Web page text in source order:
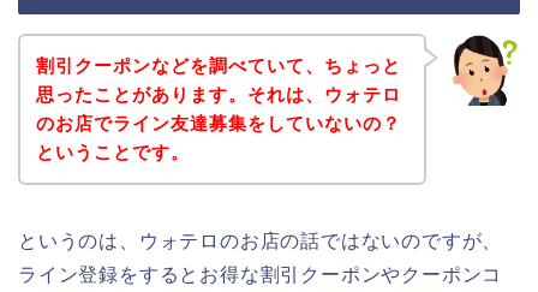
割引クーポンなどを調べていて、ちょっと
思ったことがあります。それは、ウォテロ
のお店でライン友達募集をしていないの？
ということです。
というのは、ウォテロのお店の話ではないのですが、
ライン登録をするとお得な割引クーポンやクーポンコ